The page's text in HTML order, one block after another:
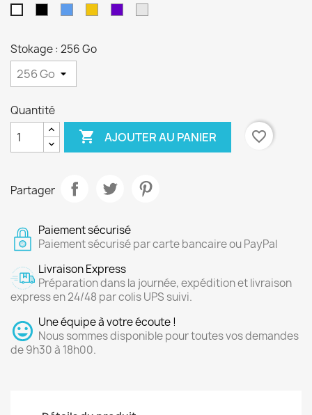
Stokage : 256 Go
Quantité
 AJOUTER AU PANIER favorite_border
Partager
Paiement sécurisé
Paiement sécurisé par carte bancaire ou PayPal
Livraison Express
Préparation dans la journée, expédition et livraison
express en 24/48 par colis UPS suivi.
Une équipe à votre écoute !
Nous sommes disponible pour toutes vos demandes
de 9h30 à 18h00.